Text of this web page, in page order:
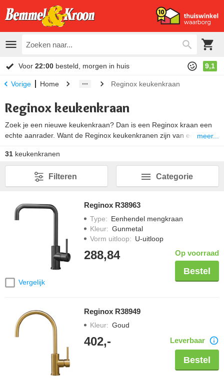
Voor 22:00 besteld, morgen in huis 9,1
Vorige Home Reginox keukenkraan
Reginox keukenkraan
Zoek je een nieuwe keukenkraan? Dan is een Reginox kraan een
echte aanrader. Want de Reginox keukenkranen zijn van een
In combinatie met innovatie technologie zorgt dit voor kranen van
een hoge kwaliteit. Maar ook het design van een Reginox
mengkraan prachtig. Voor welke keukenmengkraan kies jij?
meer...
31 keukenkranen
Categorie
Filteren
Vergelijk
Reginox R38963
Type: Eenhendel mengkraan
Kleur: Gunmetal
Vorm uitloop: U-uitloop
288,84 Op voorraad
Bestel
Reginox R38949
Kleur: Goud
402,- Leverbaar
Bestel